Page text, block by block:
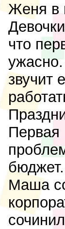
Женя в
что
звучит
Первая
Маша